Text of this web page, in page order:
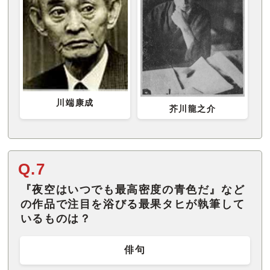
川端康成
芥川龍之介
Q.7
『夜空はいつでも最高密度の青色だ』など
の作品で注目を浴びる最果タヒが執筆して
いるものは？
俳句